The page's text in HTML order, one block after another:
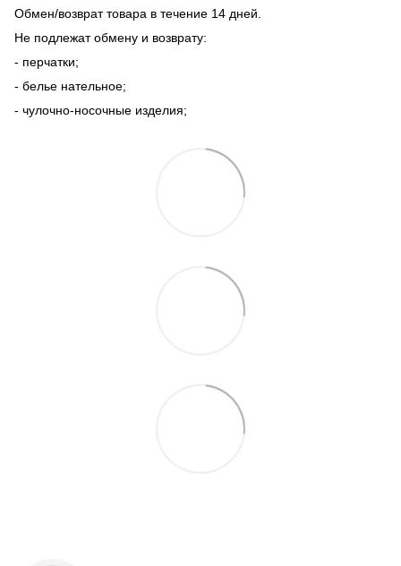
Обмен/возврат товара в течение 14 дней.
Не подлежат обмену и возврату:
- перчатки;
- белье нательное;
- чулочно-носочные изделия;